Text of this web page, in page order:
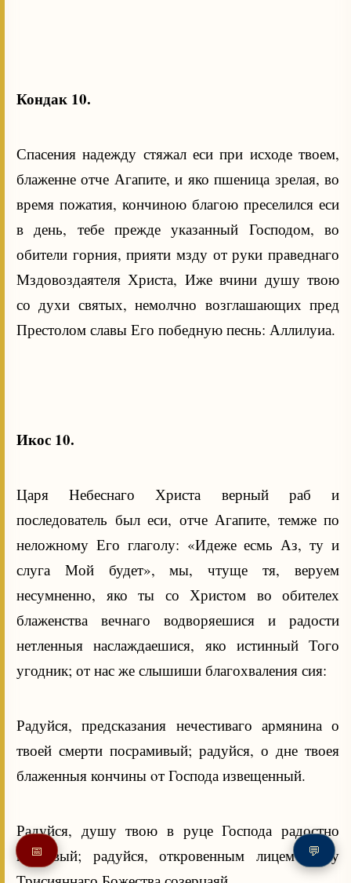
Кондак 10.
Спасения надежду стяжал еси при исходе твоем,
блаженне отче Агапите, и яко пшеница зрелая, во
время пожатия, кончиною благою преселился еси
в день, тебе прежде указанный Господом, во
обители горния, прияти мзду от руки праведнаго
Мздовоздаятеля Христа, Иже вчини душу твою
со духи святых, немолчно возглашающих пред
Престолом славы Его победную песнь: Аллилуиа.
Икос 10.
Царя Небеснаго Христа верный раб и
последователь был еси, отче Агапите, темже по
неложному Его глаголу: «Идеже есмь Аз, ту и
слуга Мой будет», мы, чтуще тя, веруем
несумненно, яко ты со Христом во обителех
блаженства вечнаго водворяешися и радости
нетленныя наслаждаешися, яко истинный Того
угодник; от нас же слышиши благохваления сия:
Радуйся, предсказания нечестиваго армянина о
твоей смерти посрамивый; радуйся, о дне твоея
блаженныя кончины oт Господа извещенный.
Радуйся, душу твою в руце Господа радостно
предавый; радуйся, откровенным лицем славу
📅 💬